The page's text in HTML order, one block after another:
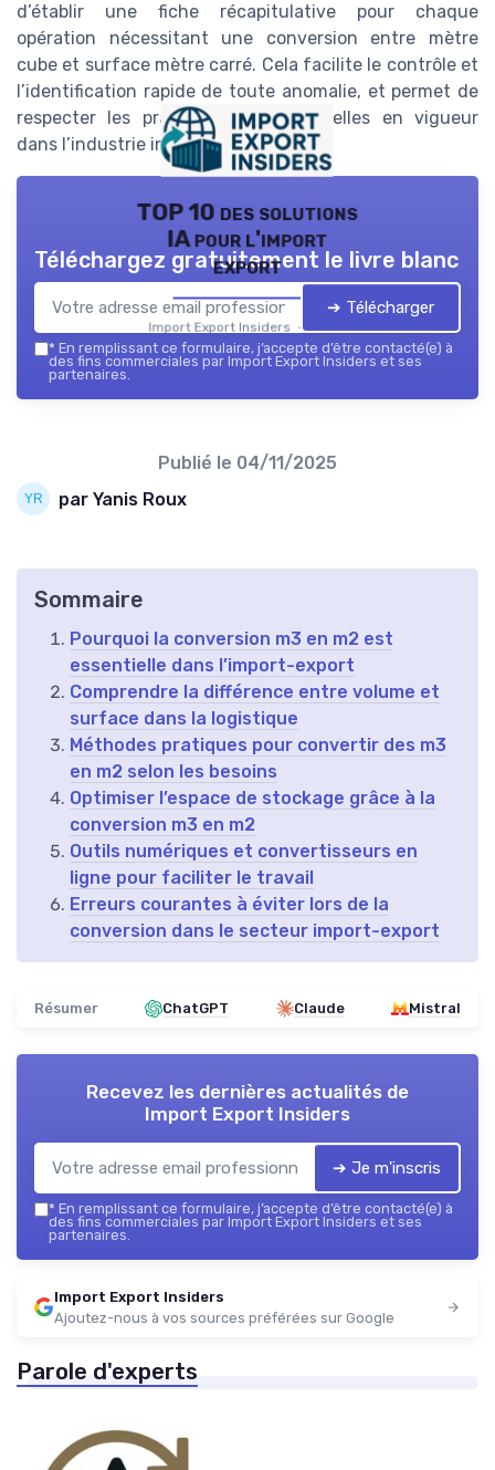
d’établir une fiche récapitulative pour chaque
opération nécessitant une conversion entre mètre
cube et surface mètre carré. Cela facilite le contrôle et
l’identification rapide de toute anomalie, et permet de
respecter les pratiques professionnelles en vigueur
dans l’industrie internationale.
TOP 10 des solutions
IA pour l'import
export
Import Export Insiders — 2026
Téléchargez gratuitement le livre blanc
➔ Télécharger
* En remplissant ce formulaire, j’accepte d’être contacté(e) à
des fins commerciales par Import Export Insiders et ses
partenaires.
Publié le 04/11/2025
par Yanis Roux
Sommaire
Pourquoi la conversion m3 en m2 est
essentielle dans l’import-export
Comprendre la différence entre volume et
surface dans la logistique
Méthodes pratiques pour convertir des m3
en m2 selon les besoins
Optimiser l’espace de stockage grâce à la
conversion m3 en m2
Outils numériques et convertisseurs en
ligne pour faciliter le travail
Erreurs courantes à éviter lors de la
conversion dans le secteur import-export
Résumer ChatGPT Claude Mistral
Recevez les dernières actualités de
Import Export Insiders
➔ Je m'inscris
* En remplissant ce formulaire, j’accepte d’être contacté(e) à
des fins commerciales par Import Export Insiders et ses
partenaires.
Import Export Insiders
Ajoutez-nous à vos sources préférées sur Google
Parole d'experts